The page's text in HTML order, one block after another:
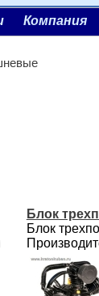
Компания
Блок
Блок